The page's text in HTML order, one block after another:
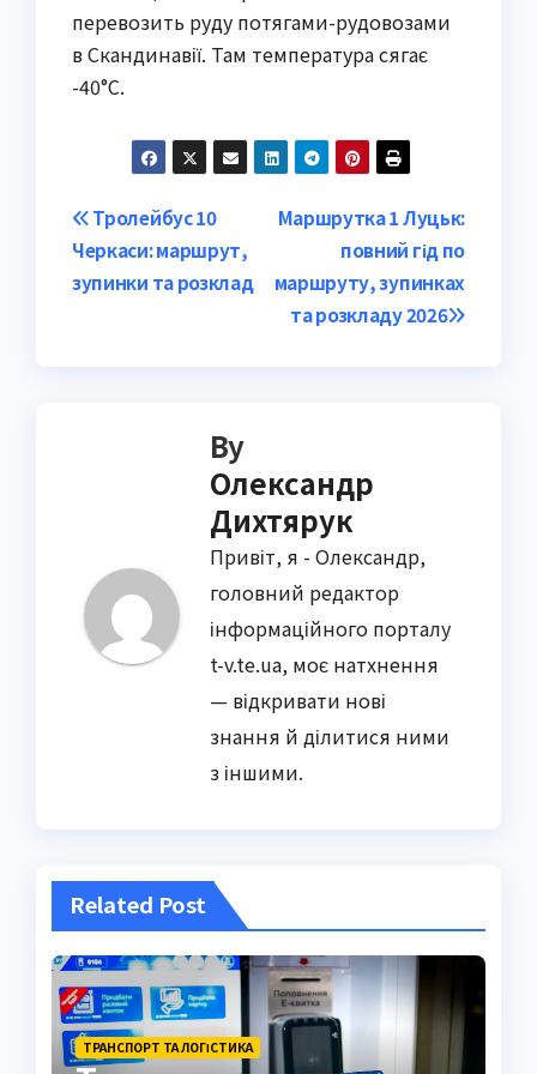
перевозить руду потягами-рудовозами
в Скандинавії. Там температура сягає
-40°C.
Post
navigation
Маршрутка 1 Луцьк:
повний гід по
маршруту, зупинках
та розкладу 2026
Тролейбус 10
Черкаси: маршрут,
зупинки та розклад
By
Олександр
Дихтярук
Привіт, я - Олександр,
головний редактор
інформаційного порталу
t-v.te.ua, моє натхнення
— відкривати нові
знання й ділитися ними
з іншими.
Related Post
ТРАНСПОРТ ТА ЛОГІСТИКА